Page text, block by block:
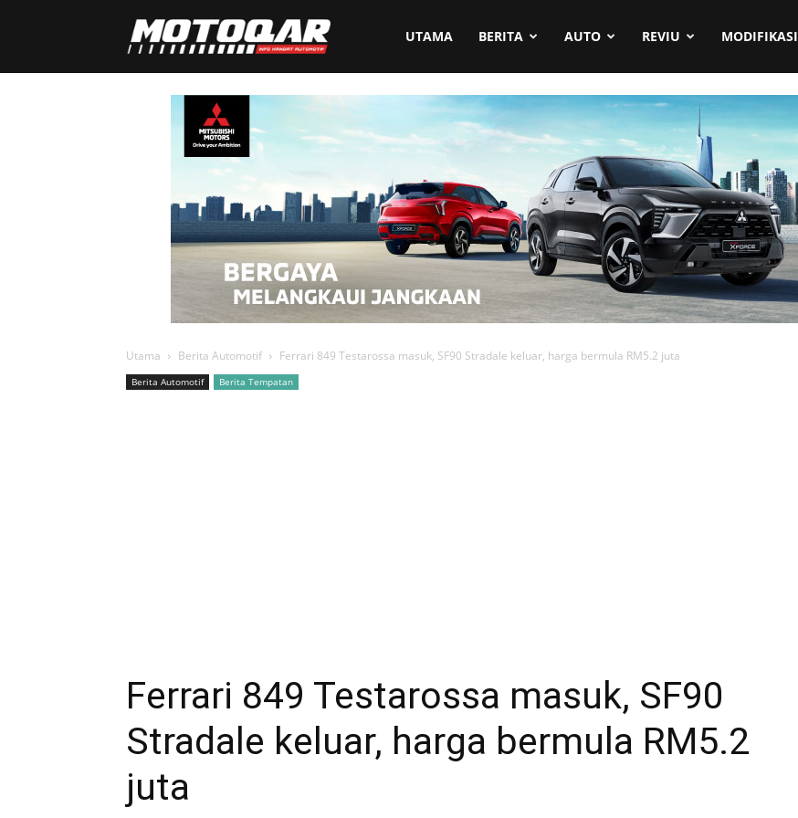
Motoqar UTAMA BERITA AUTO REVIU MODIFIKASI
Utama Berita Automotif Ferrari 849 Testarossa masuk, SF90 Stradale keluar, harga bermula RM5.2 juta
Berita Automotif Berita Tempatan
Ferrari 849 Testarossa masuk, SF90
Stradale keluar, harga bermula RM5.2
juta